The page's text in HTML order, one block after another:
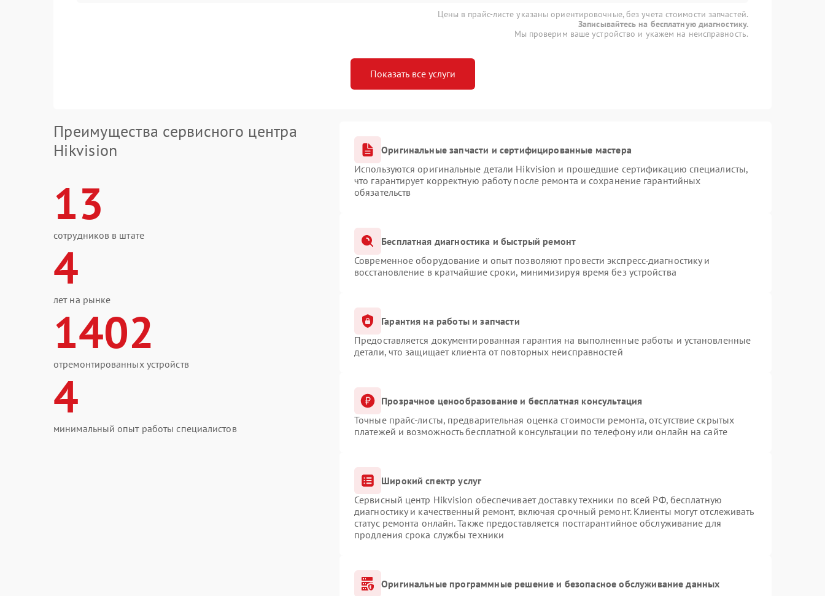
Цены в прайс-листе указаны ориентировочные, без учета стоимости запчастей.
Записывайтесь на бесплатную диагностику.
Мы проверим ваше устройство и укажем на неисправность.
Показать все услуги
Преимущества сервисного центра
Hikvision
13
сотрудников в штате
4
лет на рынке
1402
отремонтированных устройств
4
минимальный опыт работы специалистов
Оригинальные запчасти и сертифицированные мастера
Используются оригинальные детали Hikvision и прошедшие сертификацию специалисты,
что гарантирует корректную работу после ремонта и сохранение гарантийных
обязательств
Бесплатная диагностика и быстрый ремонт
Современное оборудование и опыт позволяют провести экспресс-диагностику и
восстановление в кратчайшие сроки, минимизируя время без устройства
Гарантия на работы и запчасти
Предоставляется документированная гарантия на выполненные работы и установленные
детали, что защищает клиента от повторных неисправностей
Прозрачное ценообразование и бесплатная консультация
Точные прайс-листы, предварительная оценка стоимости ремонта, отсутствие скрытых
платежей и возможность бесплатной консультации по телефону или онлайн на сайте
Широкий спектр услуг
Сервисный центр Hikvision обеспечивает доставку техники по всей РФ, бесплатную
диагностику и качественный ремонт, включая срочный ремонт. Клиенты могут отслеживать
статус ремонта онлайн. Также предоставляется постгарантийное обслуживание для
продления срока службы техники
Оригинальные программные решение и безопасное обслуживание данных